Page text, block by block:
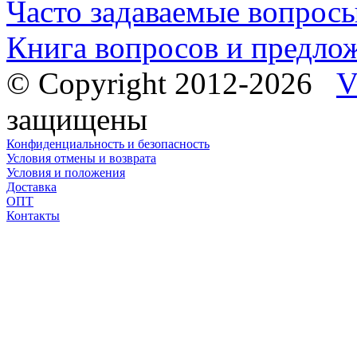
Часто задаваемые
Книга вопросов и
© Copyright 2012-2026
защищены
Конфиденциальность и безопасность
Условия отмены и возврата
Условия и положения
Доставка
ОПТ
Контакты